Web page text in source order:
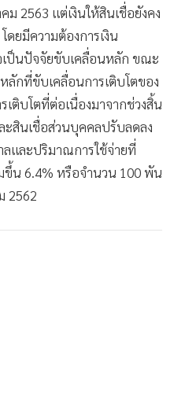
ม 2563 แต่เงินให้สินเชื่อยังคง
ดยมีความต้องการเงิน
ป็นปัจจัยขับเคลื่อนหลัก ขณะ
ลักที่ขับเคลื่อนการเติบโตของ
ติบโตที่ต่อเนื่องมาจากช่วงสิ้น
ะสินเชื่อส่วนบุคคลปรับลดลง
และปริมาณการใช้จ่ายที่
น 6.4% หรือจำนวน 100 พัน
2562